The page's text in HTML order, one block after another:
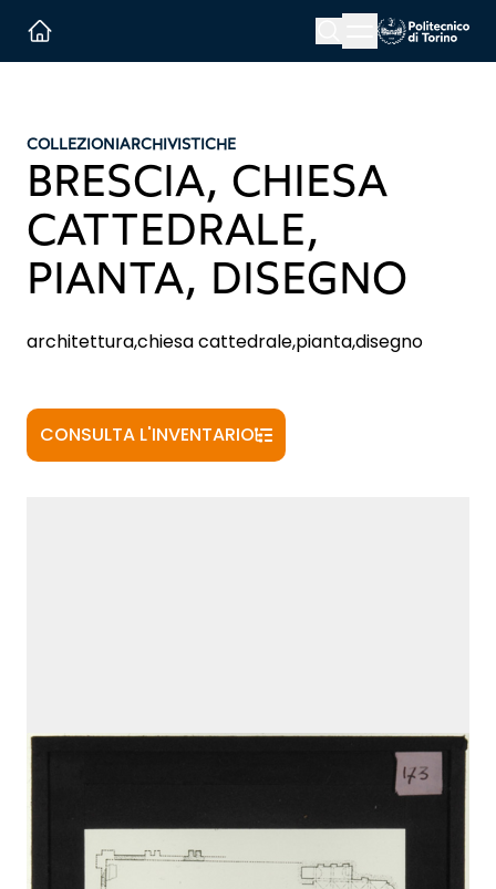
Menu button
COLLEZIONIARCHIVISTICHE
BRESCIA, CHIESA
CATTEDRALE,
PIANTA, DISEGNO
architettura,chiesa cattedrale,pianta,disegno
CONSULTA L'INVENTARIO